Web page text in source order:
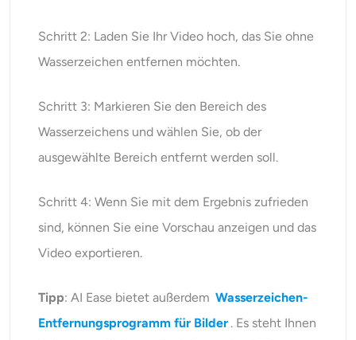
Schritt 2: Laden Sie Ihr Video hoch, das Sie ohne
Wasserzeichen entfernen möchten.
Schritt 3: Markieren Sie den Bereich des
Wasserzeichens und wählen Sie, ob der
ausgewählte Bereich entfernt werden soll.
Schritt 4: Wenn Sie mit dem Ergebnis zufrieden
sind, können Sie eine Vorschau anzeigen und das
Video exportieren.
Tipp: AI Ease bietet außerdem Wasserzeichen-
Entfernungsprogramm für Bilder . Es steht Ihnen